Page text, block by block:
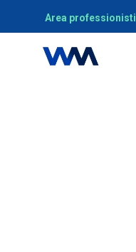
Area professionisti